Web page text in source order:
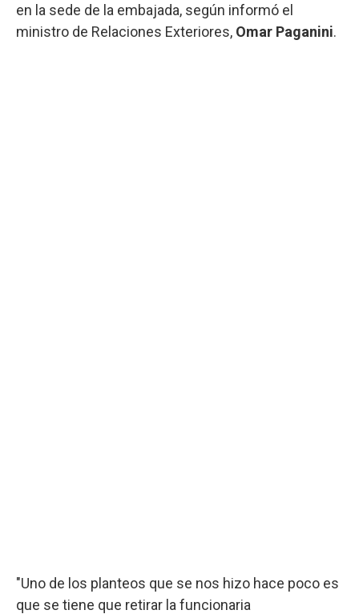
en la sede de la embajada, según informó el
ministro de Relaciones Exteriores, Omar Paganini.
"Uno de los planteos que se nos hizo hace poco es
que se tiene que retirar la funcionaria